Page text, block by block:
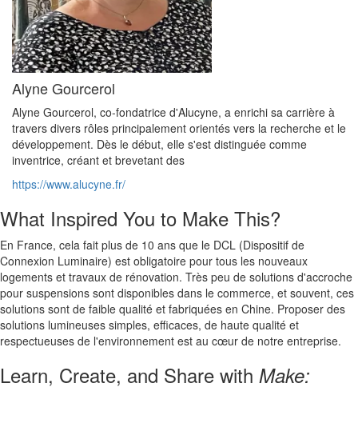
Alyne Gourcerol
Alyne Gourcerol, co-fondatrice d'Alucyne, a enrichi sa carrière à
travers divers rôles principalement orientés vers la recherche et le
développement. Dès le début, elle s'est distinguée comme
inventrice, créant et brevetant des
https://www.alucyne.fr/
What Inspired You to Make This?
En France, cela fait plus de 10 ans que le DCL (Dispositif de
Connexion Luminaire) est obligatoire pour tous les nouveaux
logements et travaux de rénovation. Très peu de solutions d'accroche
pour suspensions sont disponibles dans le commerce, et souvent, ces
solutions sont de faible qualité et fabriquées en Chine. Proposer des
solutions lumineuses simples, efficaces, de haute qualité et
respectueuses de l'environnement est au cœur de notre entreprise.
Learn, Create, and Share with Make: